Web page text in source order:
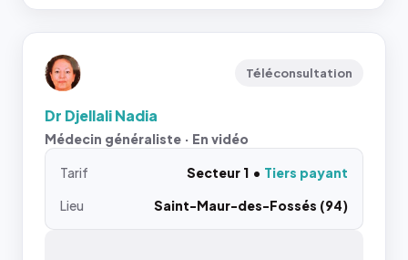
Téléconsultation
Dr Djellali Nadia
Médecin généraliste · En vidéo
Tarif Secteur 1
Tiers payant
Lieu
Saint-Maur-des-Fossés (94)